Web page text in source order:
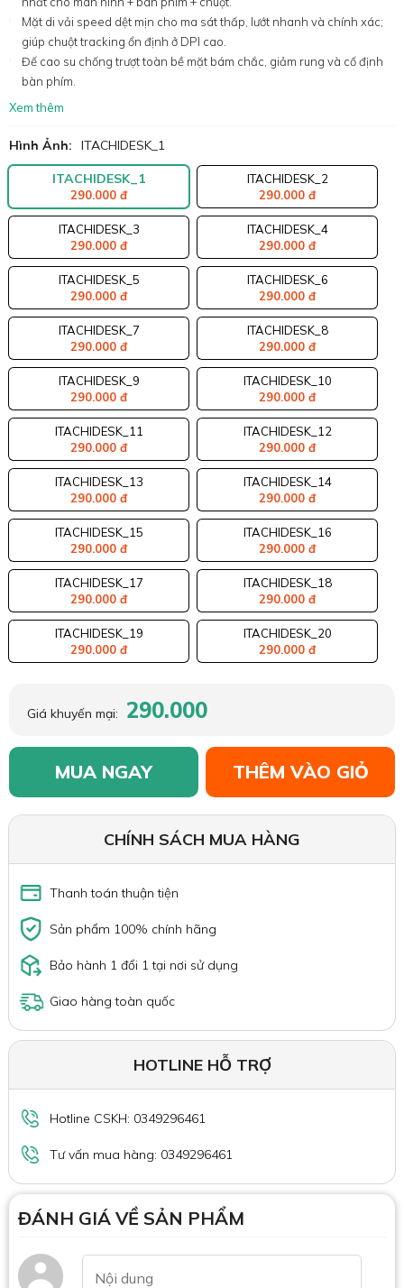
Mặt di vải speed dệt mịn cho ma sát thấp, lướt nhanh và chính xác;
giúp chuột tracking ổn định ở DPI cao.
Đế cao su chống trượt toàn bề mặt bám chắc, giảm rung và cố định
bàn phím.
Xem thêm
Hình Ảnh: ITACHIDESK_1
ITACHIDESK_1
290.000 đ
ITACHIDESK_2
290.000 đ
ITACHIDESK_3
290.000 đ
ITACHIDESK_4
290.000 đ
ITACHIDESK_5
290.000 đ
ITACHIDESK_6
290.000 đ
ITACHIDESK_7
290.000 đ
ITACHIDESK_8
290.000 đ
ITACHIDESK_9
290.000 đ
ITACHIDESK_10
290.000 đ
ITACHIDESK_11
290.000 đ
ITACHIDESK_12
290.000 đ
ITACHIDESK_13
290.000 đ
ITACHIDESK_14
290.000 đ
ITACHIDESK_15
290.000 đ
ITACHIDESK_16
290.000 đ
ITACHIDESK_17
290.000 đ
ITACHIDESK_18
290.000 đ
ITACHIDESK_19
290.000 đ
ITACHIDESK_20
290.000 đ
Giá khuyến mại: 290.000
MUA NGAY THÊM VÀO GIỎ
CHÍNH SÁCH MUA HÀNG
Thanh toán thuận tiện
Sản phẩm 100% chính hãng
Bảo hành 1 đổi 1 tại nơi sử dụng
Giao hàng toàn quốc
HOTLINE HỖ TRỢ
Hotline CSKH: 0349296461
Tư vấn mua hàng: 0349296461
ĐÁNH GIÁ VỀ SẢN PHẨM